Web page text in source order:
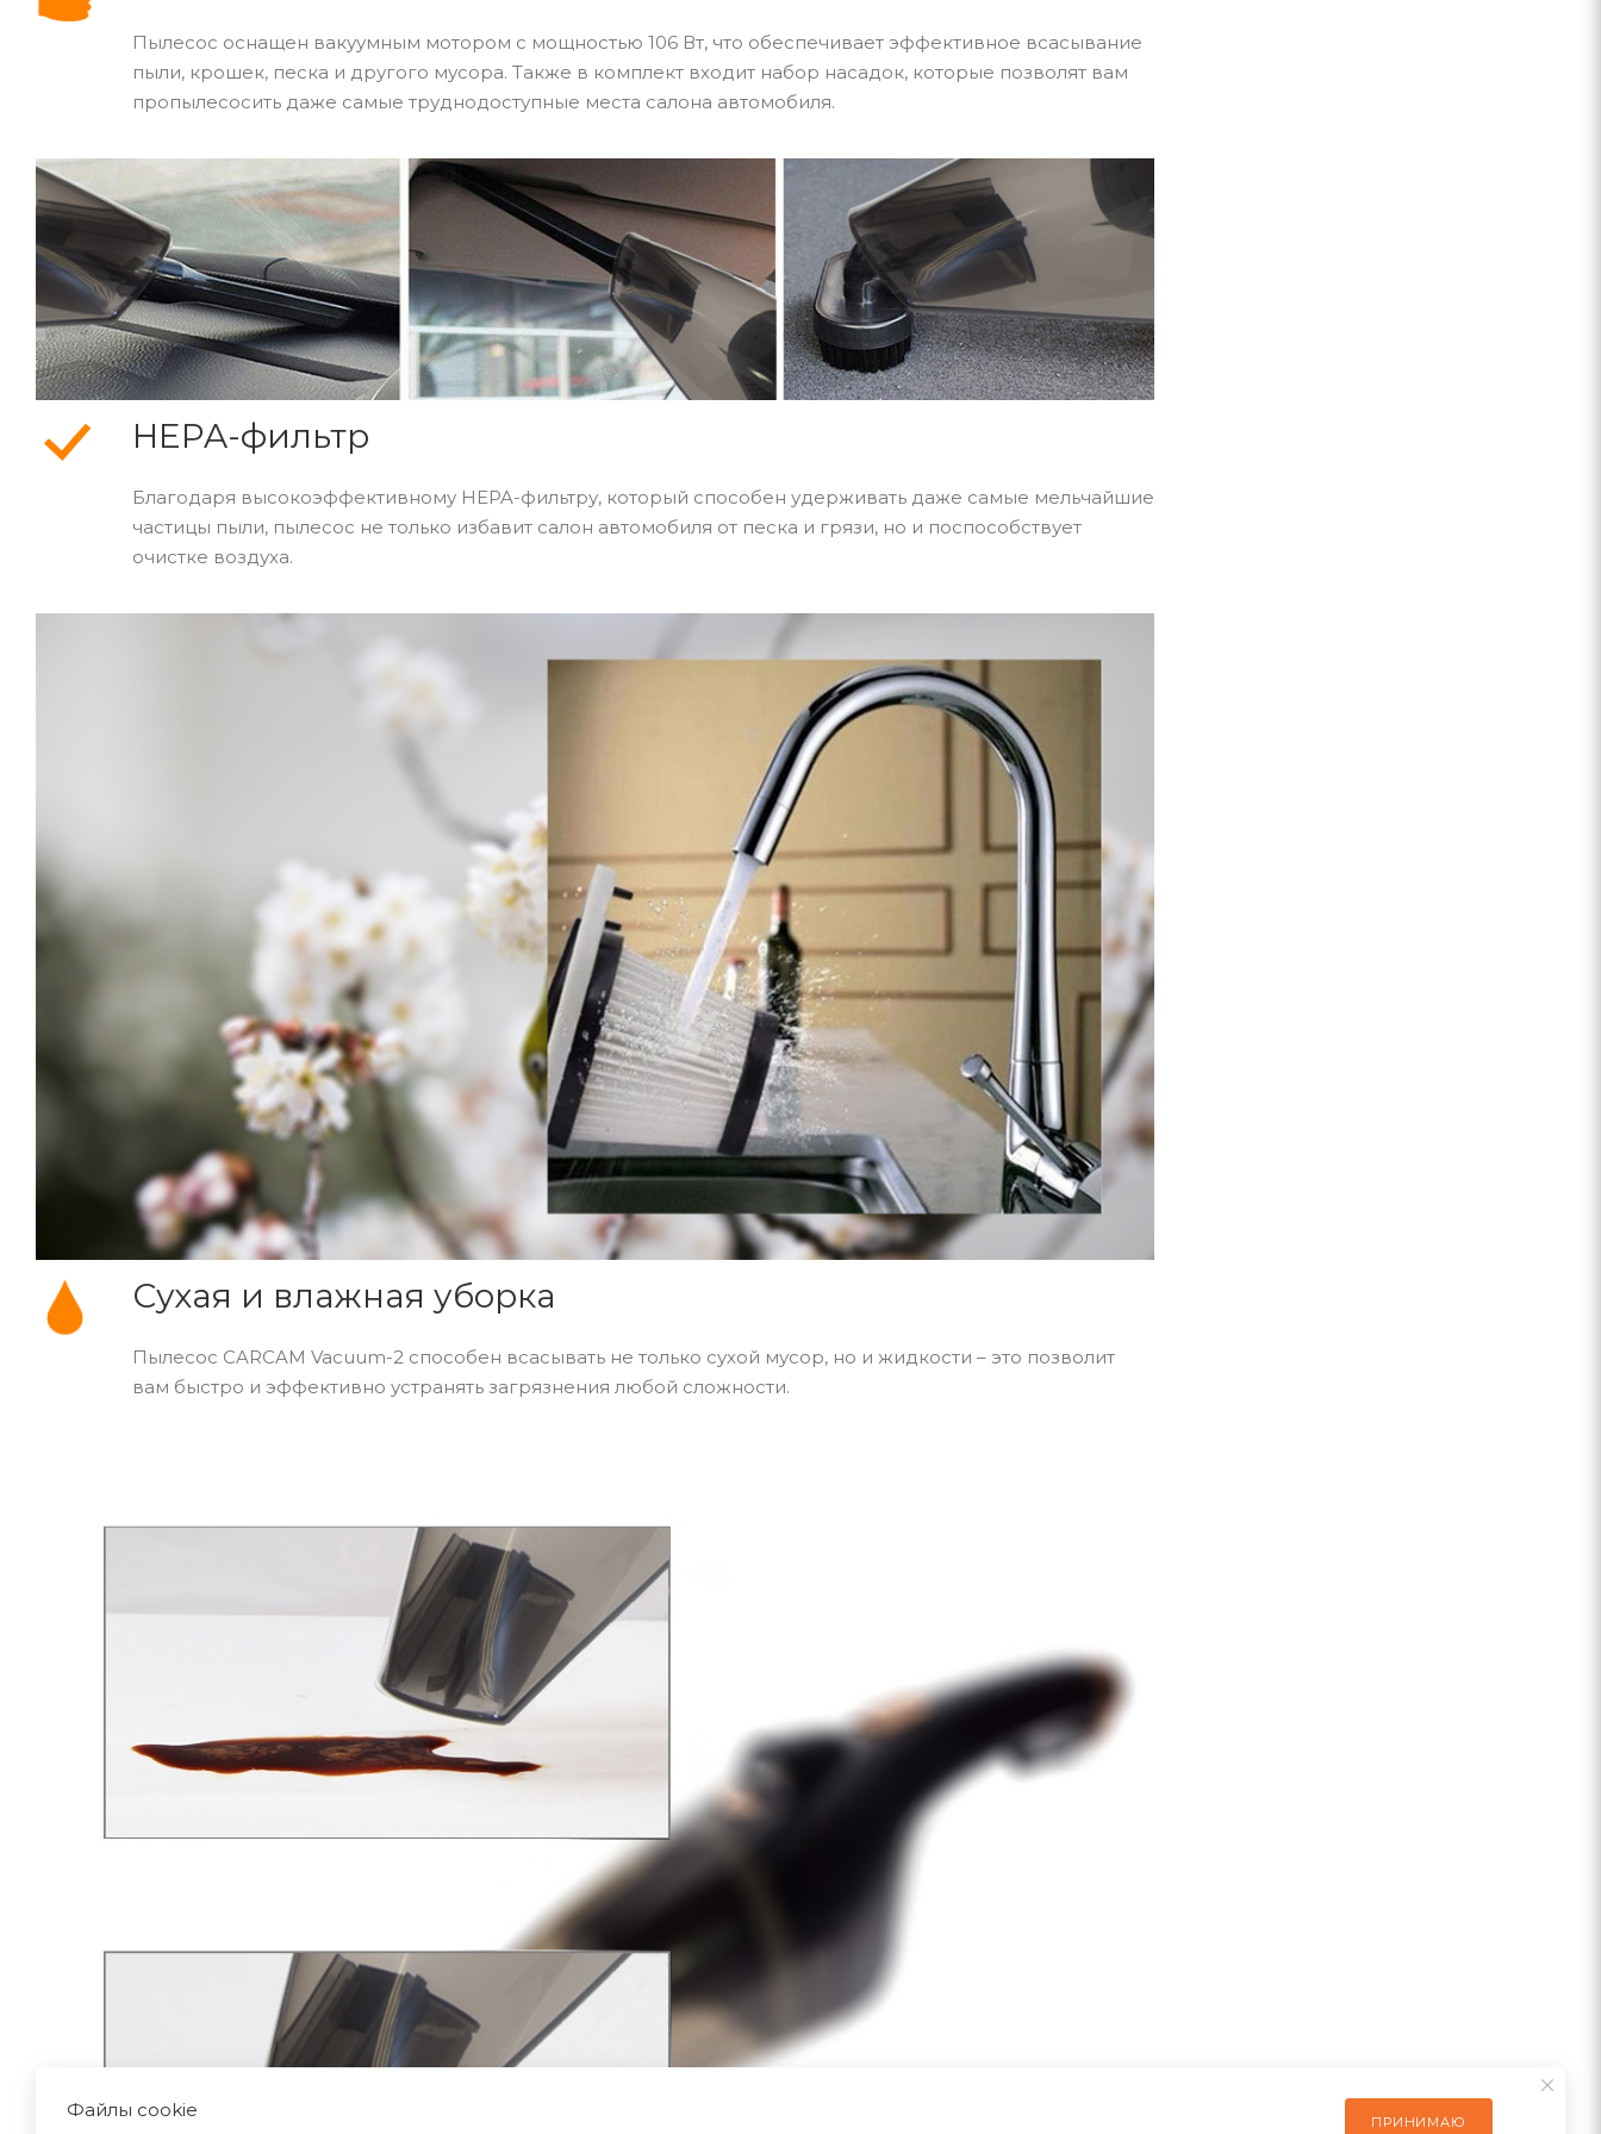
Пылесос оснащен вакуумным мотором с мощностью 106 Вт, что обеспечивает эффективное всасывание
пыли, крошек, песка и другого мусора. Также в комплект входит набор насадок, которые позволят вам
пропылесосить даже самые труднодоступные места салона автомобиля.
HEPA-фильтр
Благодаря высокоэффективному HEPA-фильтру, который способен удерживать даже самые мельчайшие
частицы пыли, пылесос не только избавит салон автомобиля от песка и грязи, но и поспособствует
очистке воздуха.
Сухая и влажная уборка
Пылесос CARCAM Vacuum-2 способен всасывать не только сухой мусор, но и жидкости – это позволит
вам быстро и эффективно устранять загрязнения любой сложности.
Файлы cookie
ПРИНИМАЮ